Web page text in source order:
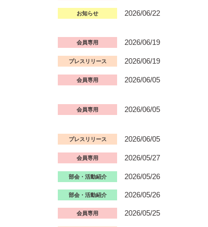
お知らせ 2026/06/22
会員専用 2026/06/19
プレスリリース 2026/06/19
会員専用 2026/06/05
会員専用 2026/06/05
プレスリリース 2026/06/05
会員専用 2026/05/27
部会・活動紹介 2026/05/26
部会・活動紹介 2026/05/26
会員専用 2026/05/25